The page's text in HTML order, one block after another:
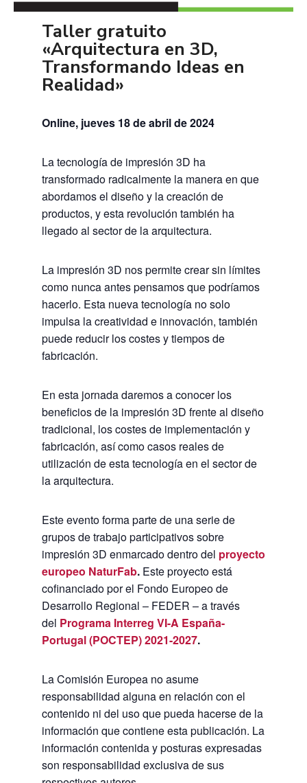
Taller gratuito
«Arquitectura en 3D,
Transformando Ideas en
Realidad»
Online, jueves 18 de abril de 2024
La tecnología de impresión 3D ha
transformado radicalmente la manera en que
abordamos el diseño y la creación de
productos, y esta revolución también ha
llegado al sector de la arquitectura.
La impresión 3D nos permite crear sin límites
como nunca antes pensamos que podríamos
hacerlo. Esta nueva tecnología no solo
impulsa la creatividad e innovación, también
puede reducir los costes y tiempos de
fabricación.
En esta jornada daremos a conocer los
beneficios de la impresión 3D frente al diseño
tradicional, los costes de implementación y
fabricación, así como casos reales de
utilización de esta tecnología en el sector de
la arquitectura.
Este evento forma parte de una serie de
grupos de trabajo participativos sobre
impresión 3D enmarcado dentro del proyecto
europeo NaturFab.Este proyecto está
cofinanciado por el Fondo Europeo de
Desarrollo Regional – FEDER – a través
del Programa Interreg VI-A España-
Portugal (POCTEP) 2021-2027.
La Comisión Europea no asume
responsabilidad alguna en relación con el
contenido ni del uso que pueda hacerse de la
información que contiene esta publicación. La
información contenida y posturas expresadas
son responsabilidad exclusiva de sus